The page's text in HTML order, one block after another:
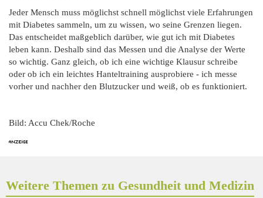
Jeder Mensch muss möglichst schnell möglichst viele Erfahrungen
mit Diabetes sammeln, um zu wissen, wo seine Grenzen liegen.
Das entscheidet maßgeblich darüber, wie gut ich mit Diabetes
leben kann. Deshalb sind das Messen und die Analyse der Werte
so wichtig. Ganz gleich, ob ich eine wichtige Klausur schreibe
oder ob ich ein leichtes Hanteltraining ausprobiere - ich messe
vorher und nachher den Blutzucker und weiß, ob es funktioniert.
Bild: Accu Chek/Roche
Weitere Themen zu Gesundheit und Medizin